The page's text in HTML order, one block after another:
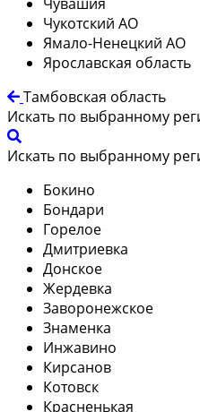
Чукотский АО
Ямало-Ненецкий АО
Ярославская область
Тамбовская область
Искать по выбранному
Искать по выбранному
Бокино
Бондари
Горелое
Дмитриевка
Донское
Жердевка
Заворонежское
Знаменка
Инжавино
Кирсанов
Котовск
Красненькая